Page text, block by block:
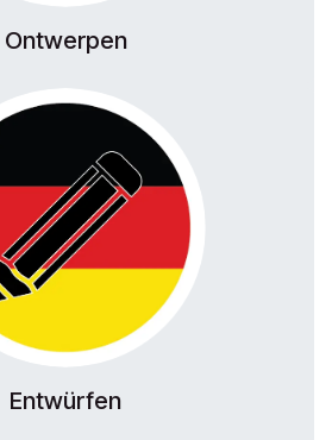
Ontwerpen
Entwürfen